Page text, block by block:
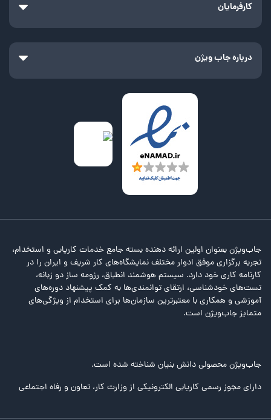
کارفرمایان
درباره جاب ویژن
جاب‌ویژن بعنوان اولین ارائه دهنده بسته جامع خدمات کاریابی و استخدام،
تجربه برگزاری موفق ادوار مختلف نمایشگاه‌های کار شریف و ایران را در
کارنامه کاری خود دارد. سیستم هوشمند انطباق، رزومه ساز دو زبانه،
تست‌های خودشناسی، ارتقای توانمندی‌ها به کمک پیشنهاد دوره‌های
آموزشی و همکاری با معتبرترین سازمان‌ها برای استخدام از ویژگی‌های
متمایز جاب‌ویژن است.
جاب‌ویژن محصولی دانش بنیان شناخته شده است.
دارای مجوز رسمی کاریابی الکترونیکی از وزارت کار، تعاون و رفاه اجتماعی